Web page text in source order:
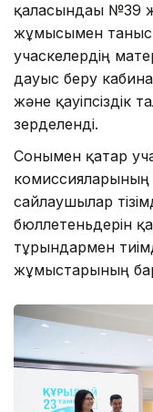
қаласындағы №39
жұмысымен
учаскелердің
дауыс беру
және қауіпсіздік
зерделенді.
Сонымен қатар
комиссияларының
сайлаушылар
бюллетеньдерін
тұрғындармен
жұмыстарының